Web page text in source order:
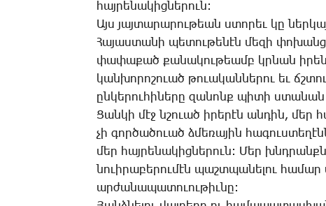
հայ­րե­նա­կից­նե­րուն:
Այս յայ­տա­րա­րու­թեան ստո­րեւ կը
­Հա­յաս­տա­նի պե­տու­թե­նէն մե­զի
փա­փա­քած քա­նա­կու­թեամբ կրնան ի­րենց
կան­խո­րո­շո­ւած թո­ւա­կան­նե­րու եւ
ըն­կե­րու­հի­նե­րը զա­նոնք պի­տի ստա­նան
­Ցան­կի մէջ նշո­ւած ի­րե­րէն ան­դին, մեր
չի գոր­ծա­ծո­ւած ձմե­ռա­յին
մեր հայ­րե­նա­կից­նե­րուն: ­Մեր
նո­ւի­րա­բե­րու­մէն պաշտ­պա­նե­լու հա­մար
ար­ժա­նա­պա­տո­ւու­թիւ­նը: